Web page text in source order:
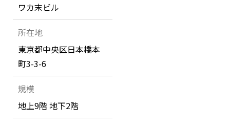
ワカ末ビル
所在地
東京都中央区日本橋本
町3-3-6
規模
地上9階 地下2階